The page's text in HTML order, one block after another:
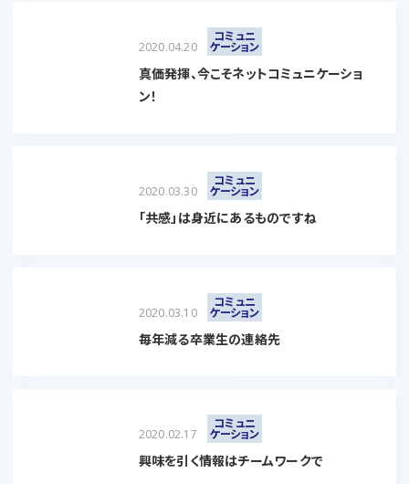
2020.04.20
コミュニ
ケーション
真価発揮、今こそネットコミュニケーショ
ン！
2020.03.30
コミュニ
ケーション
「共感」は身近にあるものですね
2020.03.10
コミュニ
ケーション
毎年減る卒業生の連絡先
2020.02.17
コミュニ
ケーション
興味を引く情報はチームワークで